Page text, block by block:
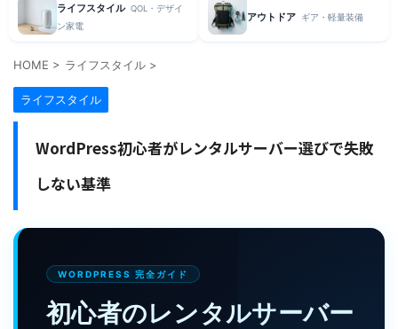
ライフスタイル QOL・デザイ
ン家電
アウトドア ギア・軽量装備
HOME > ライフスタイル >
ライフスタイル
WordPress初心者がレンタルサーバー選びで失敗
しない基準
WORDPRESS 完全ガイド
初心者のレンタルサーバー